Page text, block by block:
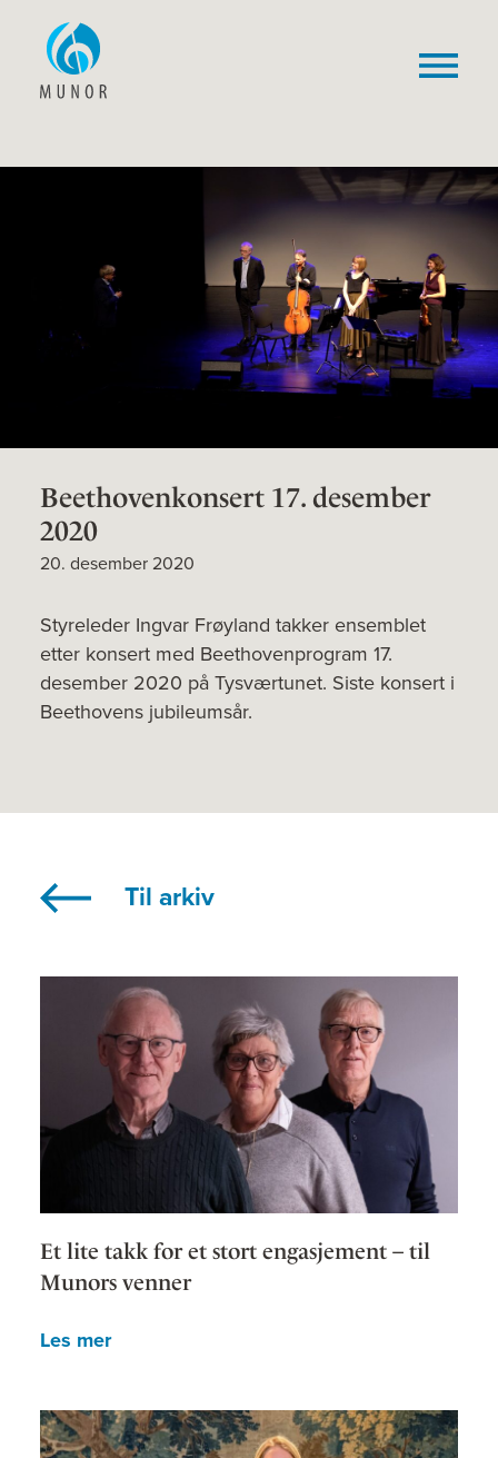
Beethovenkonsert 17. desember
2020
20. desember 2020
Styreleder Ingvar Frøyland takker ensemblet
etter konsert med Beethovenprogram 17.
desember 2020 på Tysværtunet. Siste konsert i
Beethovens jubileumsår.
Til arkiv
Et lite takk for et stort engasjement – til
Munors venner
Les mer